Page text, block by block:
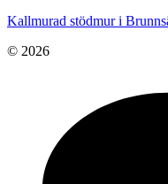
Kallmurad stödmur i
© 2026